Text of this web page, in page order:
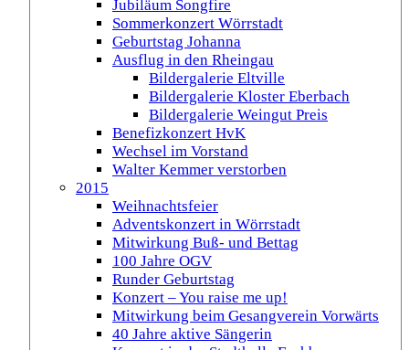
Jubiläum Songfire
Sommerkonzert Wörrstadt
Geburtstag Johanna
Ausflug in den Rheingau
Bildergalerie Eltville
Bildergalerie Kloster Eberbach
Bildergalerie Weingut Preis
Benefizkonzert HvK
Wechsel im Vorstand
Walter Kemmer verstorben
2015
Weihnachtsfeier
Adventskonzert in Wörrstadt
Mitwirkung Buß- und Bettag
100 Jahre OGV
Runder Geburtstag
Konzert – You raise me up!
Mitwirkung beim Gesangverein Vorwärts
40 Jahre aktive Sängerin